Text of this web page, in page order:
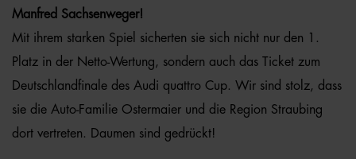
Manfred Sachsenweger!
Mit ihrem starken Spiel sicherten sie sich nicht nur den 1.
Platz in der Netto-Wertung, sondern auch das Ticket zum
Deutschlandfinale des Audi quattro Cup. Wir sind stolz, dass
sie die Auto-Familie Ostermaier und die Region Straubing
dort vertreten. Daumen sind gedrückt!